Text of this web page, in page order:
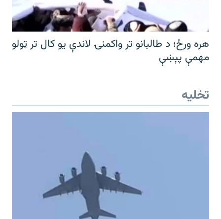
هره ورځ؛ د طالبانو تر واکمنۍ لاندې یو کال تر ټولو
مهمې پېښې
تخلیه